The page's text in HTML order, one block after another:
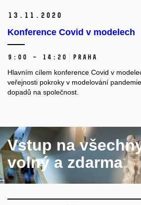
13. 11. 2020
Konference Covid v modelech
9:00 – 14:20 Praha
Hlavním cílem konference Covid v
veřejnosti pokroky v modelování
dopadů na společnost.
Vstup na
volný a zdarma